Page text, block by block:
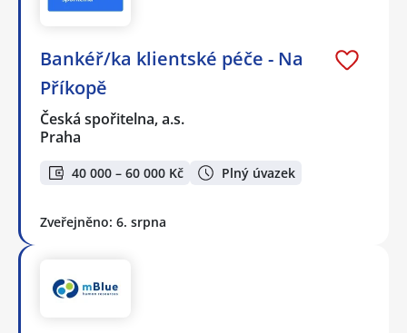
Bankéř/ka klientské péče - Na
Příkopě
Česká spořitelna, a.s.
Praha
40 000 – 60 000 Kč Plný úvazek
Zveřejněno: 6. srpna